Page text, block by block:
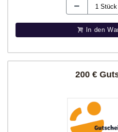
1 Stück
In den
200 €